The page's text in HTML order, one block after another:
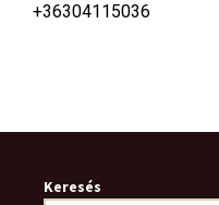
+36304115036
Keresés